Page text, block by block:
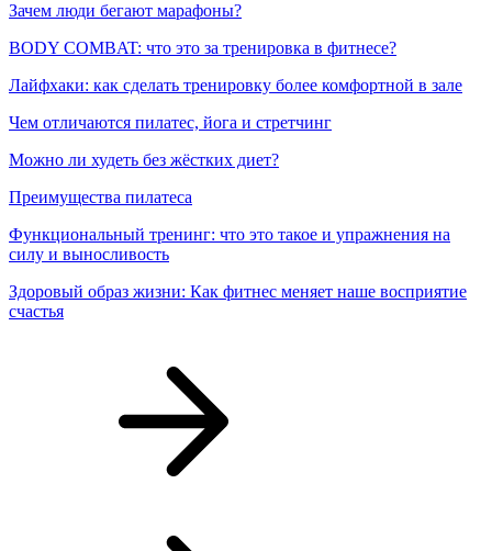
Зачем люди бегают марафоны?
BODY COMBAT: что это за тренировка в фитнесе?
Лайфхаки: как сделать тренировку более комфортной в зале
Чем отличаются пилатес, йога и стретчинг
Можно ли худеть без жёстких диет?
Преимущества пилатеса
Функциональный тренинг: что это такое и упражнения на
силу и выносливость
Здоровый образ жизни: Как фитнес меняет наше восприятие
счастья